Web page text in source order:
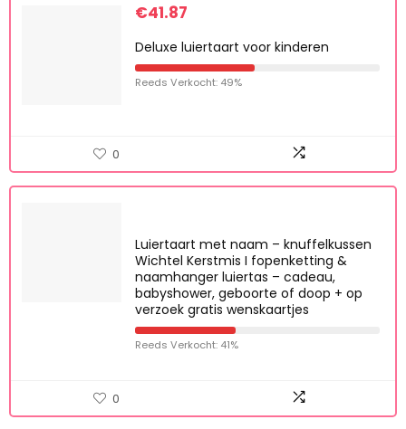
€41.87
Deluxe luiertaart voor kinderen
Reeds Verkocht: 49%
0
Luiertaart met naam – knuffelkussen
Wichtel Kerstmis I fopenketting &
naamhanger luiertas – cadeau,
babyshower, geboorte of doop + op
verzoek gratis wenskaartjes
Reeds Verkocht: 41%
0